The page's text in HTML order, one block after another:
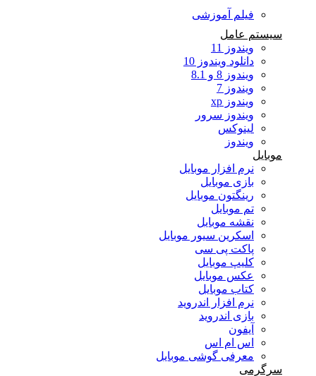
فیلم آموزشی
سیستم عامل
ویندوز 11
دانلود ویندوز 10
ویندوز 8 و 8.1
ویندوز 7
ویندوز xp
ویندوز سرور
لینوکس
ویندوز
موبایل
نرم افزار موبایل
بازی موبایل
رینگتون موبایل
تم موبایل
نقشه موبایل
اسکرین سیور موبایل
پاکت پی سی
کلیپ موبایل
عکس موبایل
کتاب موبایل
نرم افزار اندروید
بازی اندروید
آیفون
اس ام اس
معرفی گوشی موبایل
سرگرمی